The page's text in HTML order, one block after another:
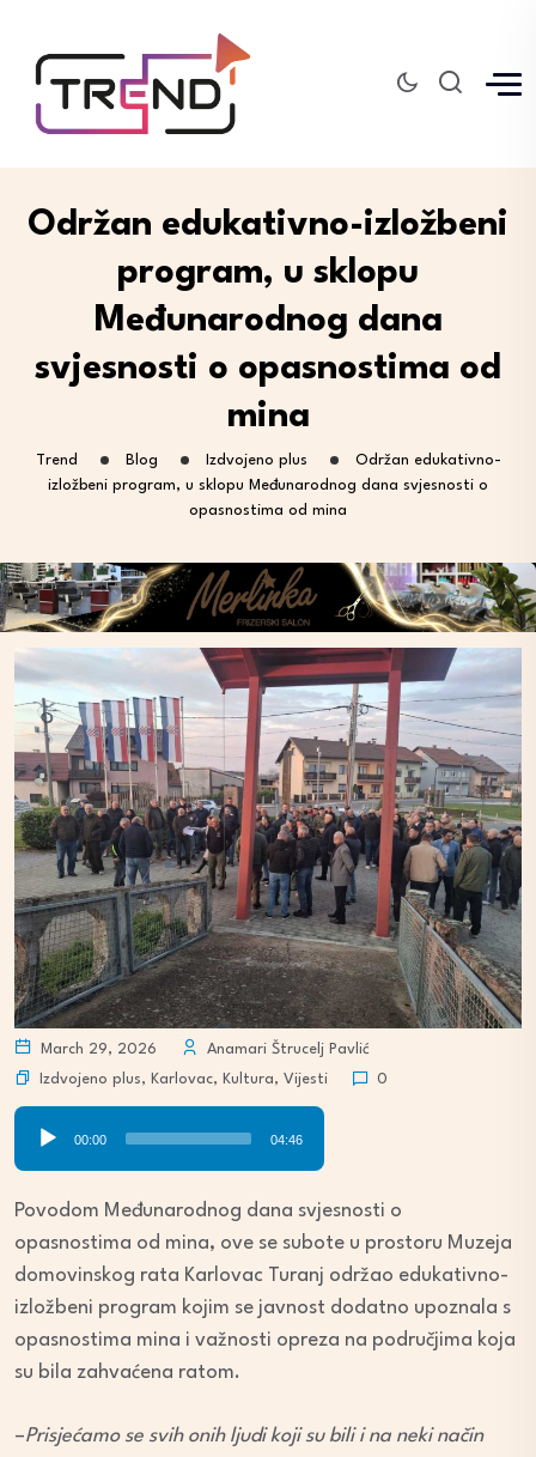
Održan edukativno-izložbeni
program, u sklopu
Međunarodnog dana
svjesnosti o opasnostima od
mina
Trend Blog Izdvojeno plus
Održan edukativno-
izložbeni program, u sklopu Međunarodnog dana svjesnosti o
opasnostima od mina
March 29, 2026
Anamari Štrucelj Pavlić
Izdvojeno plus, Karlovac, Kultura, Vijesti 0
Audio
Player
00:00 04:46
Povodom Međunarodnog dana svjesnosti o
opasnostima od mina, ove se subote u prostoru Muzeja
domovinskog rata Karlovac Turanj održao edukativno-
izložbeni program kojim se javnost dodatno upoznala s
opasnostima mina i važnosti opreza na područjima koja
su bila zahvaćena ratom.
–Prisjećamo se svih onih ljudi koji su bili i na neki način